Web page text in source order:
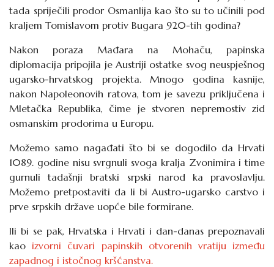
tada spriječili prodor Osmanlija kao što su to učinili pod
kraljem Tomislavom protiv Bugara 920-tih godina?
Nakon poraza Mađara na Mohaču, papinska
diplomacija pripojila je Austriji ostatke svog neuspješnog
ugarsko-hrvatskog projekta. Mnogo godina kasnije,
nakon Napoleonovih ratova, tom je savezu priključena i
Mletačka Republika, čime je stvoren nepremostiv zid
osmanskim prodorima u Europu.
Možemo samo nagađati što bi se dogodilo da Hrvati
1089. godine nisu svrgnuli svoga kralja Zvonimira i time
gurnuli tadašnji bratski srpski narod ka pravoslavlju.
Možemo pretpostaviti da li bi Austro-ugarsko carstvo i
prve srpskih države uopće bile formirane.
Ili bi se pak, Hrvatska i Hrvati i dan-danas prepoznavali
kao izvorni čuvari papinskih otvorenih vratiju između
zapadnog i istočnog kršćanstva.